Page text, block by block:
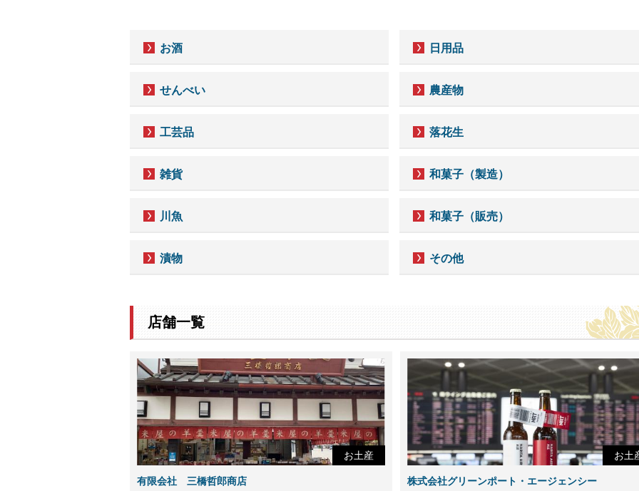
お酒
せんべい
工芸品
雑貨
川魚
漬物
日用品
農産物
落花生
和菓子（製造）
和菓子（販売）
その他
店舗一覧
お土産
有限会社 三橋哲郎商店
お土
株式会社グリーンポート・エージェンシー